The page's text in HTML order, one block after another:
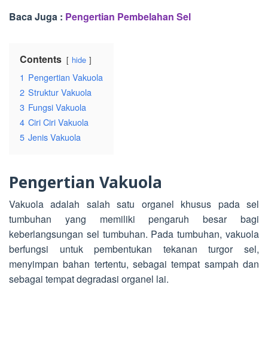
Baca Juga : Pengertian Pembelahan Sel
Contents hide
1 Pengertian Vakuola
2 Struktur Vakuola
3 Fungsi Vakuola
4 Ciri Ciri Vakuola
5 Jenis Vakuola
Pengertian Vakuola
Vakuola adalah salah satu organel khusus pada sel
tumbuhan yang memiliki pengaruh besar bagi
keberlangsungan sel tumbuhan. Pada tumbuhan, vakuola
berfungsi untuk pembentukan tekanan turgor sel,
menyimpan bahan tertentu, sebagai tempat sampah dan
sebagai tempat degradasi organel lai.